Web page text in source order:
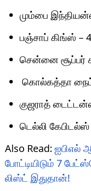
மும்பை
பஞ்சாப் கிங்ஸ் –
சென்னை சூப்பர்
கொல்கத்தா
குஜராத்
டெல்லி கேபிடல்ஸ்
Also Read: ஐபிஎல்
போட்டியிடும் 7
லிஸ்ட் இதுதான்!